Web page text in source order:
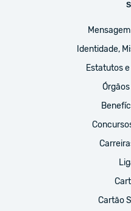
Identidade,
Estatutos
Cartão